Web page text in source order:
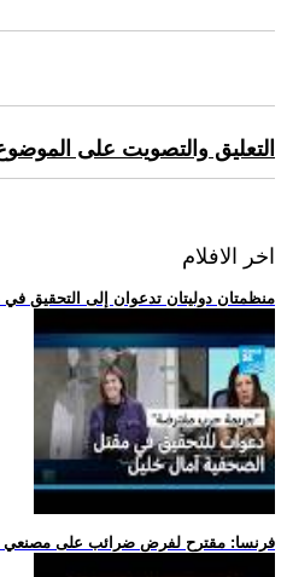
التعليق والتصويت على
اخر الافلام
.. منظمتان دوليتان تدعوان إلى التحقيق
.. فرنسا: مقترح لفرض ضرائب على مصنعي